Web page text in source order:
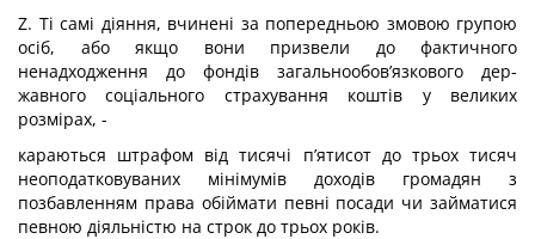
Z. Ті самі діяння, вчинені за попередньою змовою групою
осіб, або якщо вони призвели до фактичного
ненадходження до фондів загальнообов’язкового дер­
жавного соціального страхування коштів у великих
розмірах, -
караються штрафом від тисячі п’ятисот до трьох тисяч
неоподатковуваних мінімумів доходів громадян з
позбавленням права обіймати певні посади чи за­йматися
певною діяльністю на строк до трьох років.